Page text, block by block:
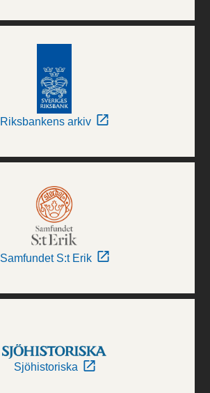
Riksbankens arkiv
Samfundet S:t Erik
Sjöhistoriska